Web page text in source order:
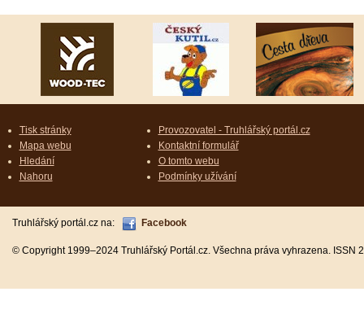
Tisk stránky
Mapa webu
Hledání
Nahoru
Provozovatel - Truhlářský portál.cz
Kontaktní formulář
O tomto webu
Podmínky užívání
Truhlářský portál.cz na: Facebook
© Copyright 1999–2024 Truhlářský Portál.cz. Všechna práva vyhrazena.